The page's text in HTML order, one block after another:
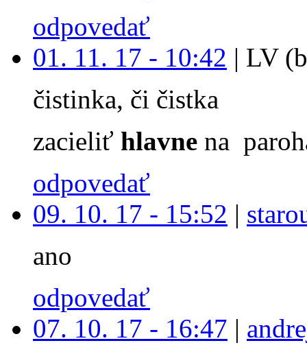
odpovedať
01. 11. 17 - 10:42 | LV
čistinka, či čistka
zacieliť hlavne na
odpovedať
09. 10. 17 - 15:52 |
ano
odpovedať
07. 10. 17 - 16:47 |